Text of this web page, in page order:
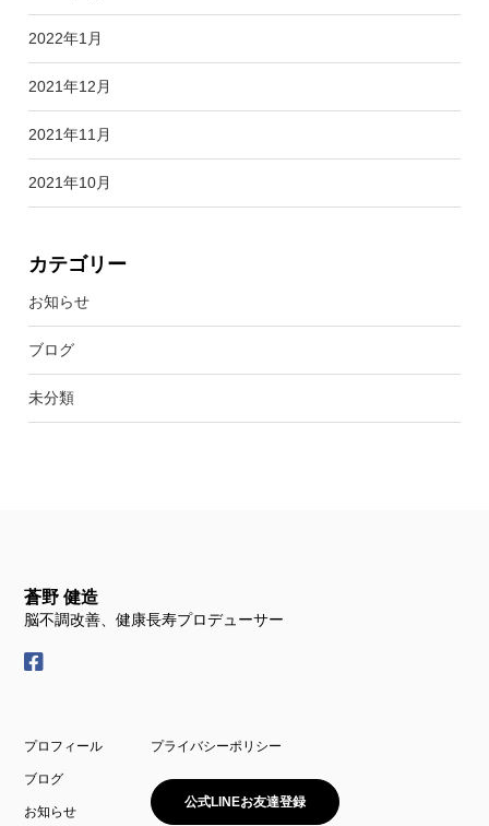
2022年1月
2021年12月
2021年11月
2021年10月
カテゴリー
お知らせ
ブログ
未分類
蒼野 健造
脳不調改善、健康長寿プロデューサー
プロフィール
ブログ
お知らせ
プライバシーポリシー
公式LINEお友達登録